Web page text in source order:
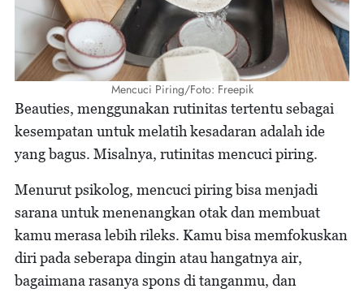
Mencuci Piring/Foto: Freepik
Beauties, menggunakan rutinitas tertentu sebagai
kesempatan untuk melatih kesadaran adalah ide
yang bagus. Misalnya, rutinitas mencuci piring.
Menurut psikolog, mencuci piring bisa menjadi
sarana untuk menenangkan otak dan membuat
kamu merasa lebih rileks. Kamu bisa memfokuskan
diri pada seberapa dingin atau hangatnya air,
bagaimana rasanya spons di tanganmu, dan